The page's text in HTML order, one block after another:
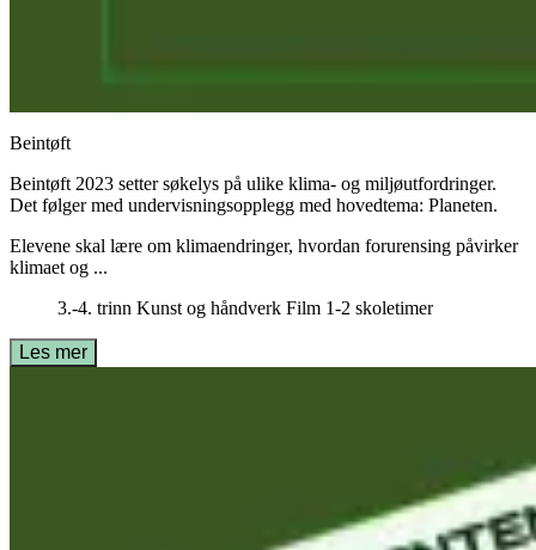
Beintøft
Beintøft 2023 setter søkelys på ulike klima- og miljøutfordringer.
Det følger med undervisningsopplegg med hovedtema: Planeten.
Elevene skal lære om klimaendringer, hvordan forurensing påvirker
klimaet og ...
3.-4. trinn Kunst og håndverk Film 1-2 skoletimer
Les mer